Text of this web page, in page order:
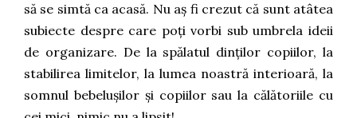
să se simtă ca acasă. Nu aș fi crezut că sunt atâtea
subiecte despre care poți vorbi sub umbrela ideii
de organizare. De la spălatul dinților copiilor, la
stabilirea limitelor, la lumea noastră interioară, la
somnul bebelușilor și copiilor sau la călătoriile cu